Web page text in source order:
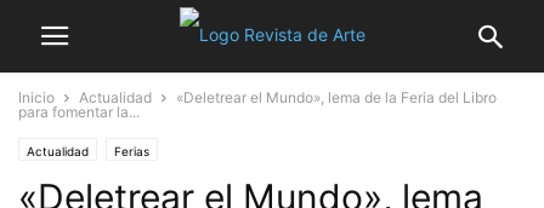
Inicio Actualidad
«Deletrear el Mundo», lema de la Feria del Libro
para fomentar la...
Actualidad Ferias
«Deletrear el Mundo», lema